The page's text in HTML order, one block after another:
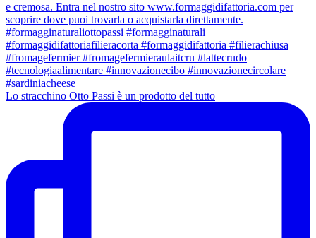
Lo stracchino Otto Passi è un prodotto del tutto